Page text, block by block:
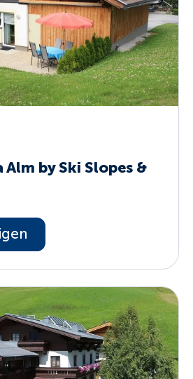
Alm by Ski Slopes &